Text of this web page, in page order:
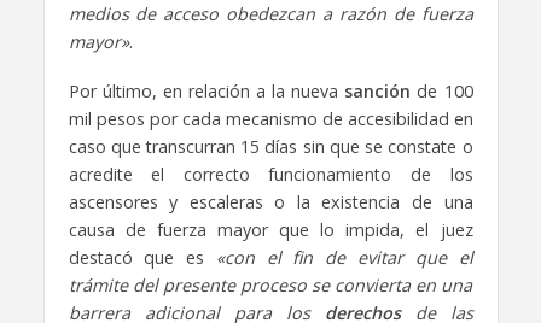
medios de acceso obedezcan a razón de fuerza
mayor».
Por último, en relación a la nueva sanción de 100
mil pesos por cada mecanismo de accesibilidad en
caso que transcurran 15 días sin que se constate o
acredite el correcto funcionamiento de los
ascensores y escaleras o la existencia de una
causa de fuerza mayor que lo impida, el juez
destacó que es «con el fin de evitar que el
trámite del presente proceso se convierta en una
barrera adicional para los derechosde las